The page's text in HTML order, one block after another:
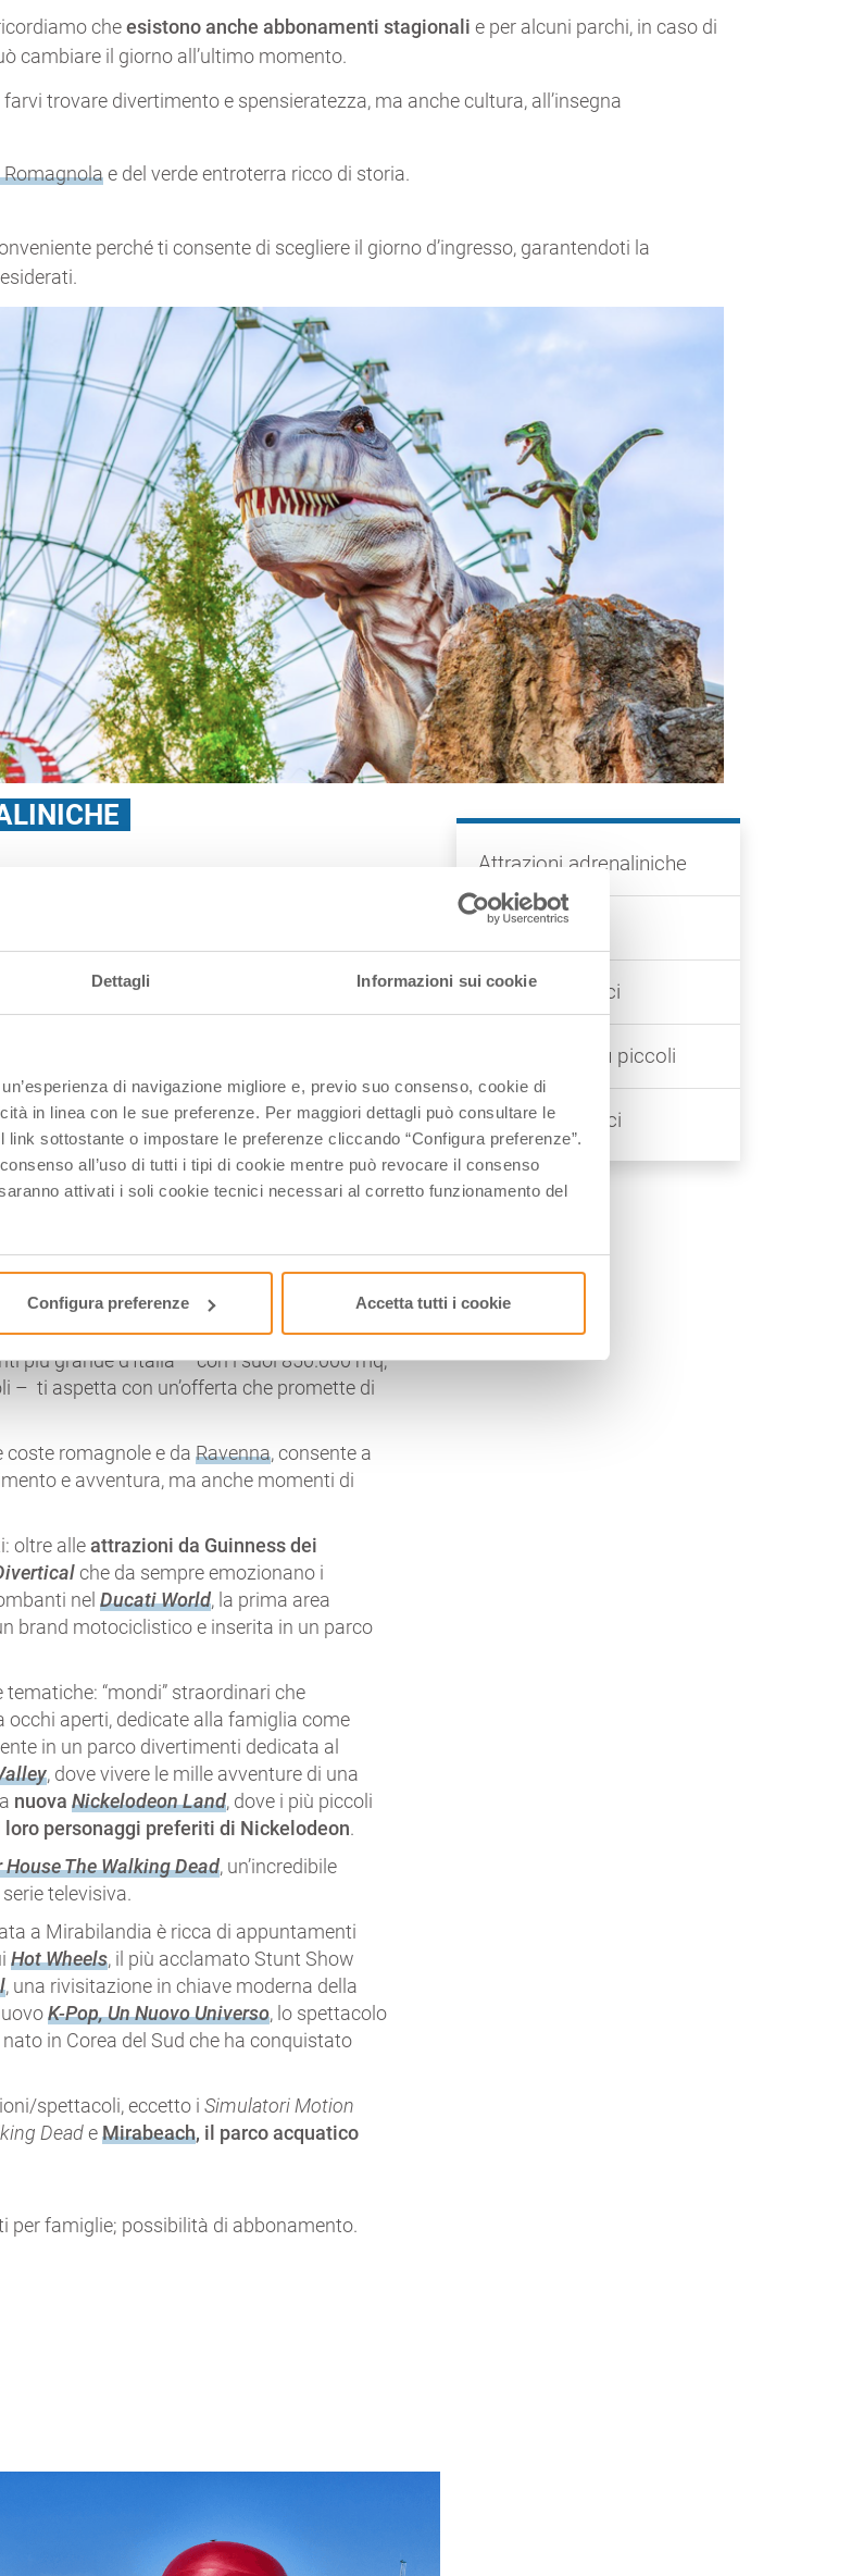
Dettagli Informazioni sui cookie
di navigazione migliore e, previo suo consenso, cookie di
in linea con le sue preferenze. Per maggiori dettagli può consultare le
sottostante o impostare le preferenze cliccando “Configura preferenze”.
all’uso di tutti i tipi di cookie mentre può revocare il consenso
attivati i soli cookie tecnici necessari al corretto funzionamento del
Configura preferenze Accetta tutti i cookie
cheesistono anche abbonamenti stagionali e per alcuni parchi, in caso di
cambiare il giorno all’ultimo momento.
trovare divertimento e spensieratezza, ma anche cultura, all’insegna
Romagnolae del verde entroterra ricco di storia.
perché ti consente di scegliere il giorno d’ingresso, garantendoti la
dal 13 giugno 2026
più grande d’Italia – con i suoi 850.000 mq,
– ti aspetta con un’offerta che promette di
coste romagnole e daRavenna, consente a
e avventura, ma anche momenti di
oltre alle attrazioni da Guinness dei
che da sempre emozionano i
nelDucati World, la prima area
brand motociclistico e inserita in un parco
“mondi” straordinari che
occhi aperti, dedicate alla famiglia come
in un parco divertimenti dedicata al
, dove vivere le mille avventure di una
nuovaNickelodeon Land, dove i più piccoli
loro personaggi preferiti di Nickelodeon.
House The Walking Dead, un’incredibile
televisiva.
a Mirabilandia è ricca di appuntamenti
Hot Wheels, il più acclamato Stunt Show
, una rivisitazione in chiave moderna della
K-Pop, Un Nuovo Universo, lo spettacolo
in Corea del Sud che ha conquistato
spettacoli, eccetto iSimulatori Motion
DeadeMirabeach, il parco acquatico
per famiglie; possibilità di abbonamento.
Attrazioni adrenaliniche
Parchi per tutti
Parchi faunistici
Parchi per i più piccoli
Parchi acquatici